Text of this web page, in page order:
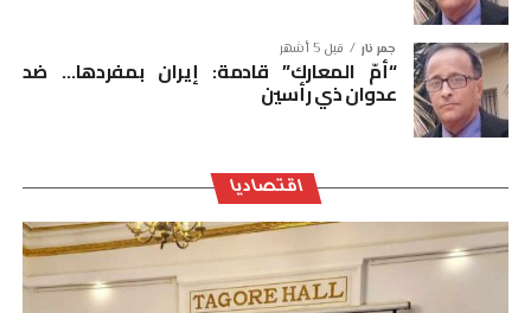
جمر نار قبل 5 أشهر
“أمّ المعارك” قادمة: إيران بمفردها… ضد
عدوان ذي رأسين
اقتصاديا